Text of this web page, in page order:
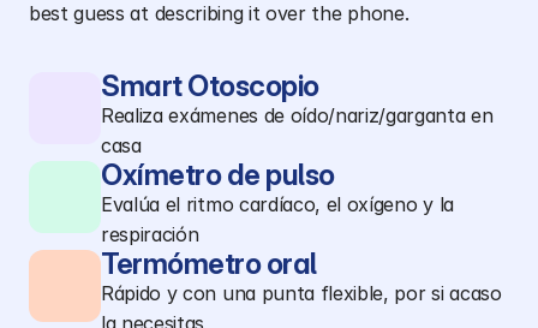
best guess at describing it over the phone.
Smart Otoscopio
Realiza exámenes de oído/nariz/garganta en
casa
Oxímetro de pulso
Evalúa el ritmo cardíaco, el oxígeno y la
respiración
Termómetro oral
Rápido y con una punta flexible, por si acaso
la necesitas